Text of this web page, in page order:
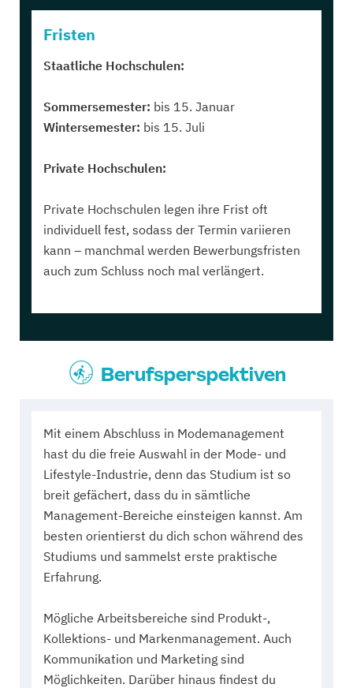
Fristen
Staatliche Hochschulen:
Sommersemester: bis 15. Januar
Wintersemester: bis 15. Juli
Private Hochschulen:
Private Hochschulen legen ihre Frist oft
individuell fest, sodass der Termin variieren
kann – manchmal werden Bewerbungsfristen
auch zum Schluss noch mal verlängert.
Berufsperspektiven
Mit einem Abschluss in Modemanagement
hast du die freie Auswahl in der Mode- und
Lifestyle-Industrie, denn das Studium ist so
breit gefächert, dass du in sämtliche
Management-Bereiche einsteigen kannst. Am
besten orientierst du dich schon während des
Studiums und sammelst erste praktische
Erfahrung.
Mögliche Arbeitsbereiche sind Produkt-,
Kollektions- und Markenmanagement. Auch
Kommunikation und Marketing sind
Möglichkeiten. Darüber hinaus findest du